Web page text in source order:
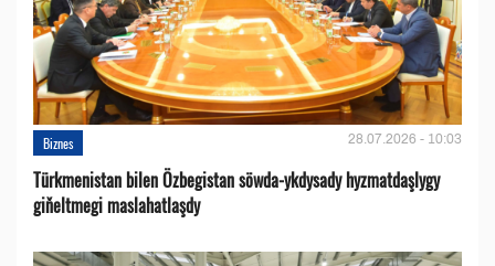
Biznes 28.07.2026 - 10:03
Türkmenistan bilen Özbegistan söwda-ykdysady hyzmatdaşlygy
giňeltmegi maslahatlaşdy